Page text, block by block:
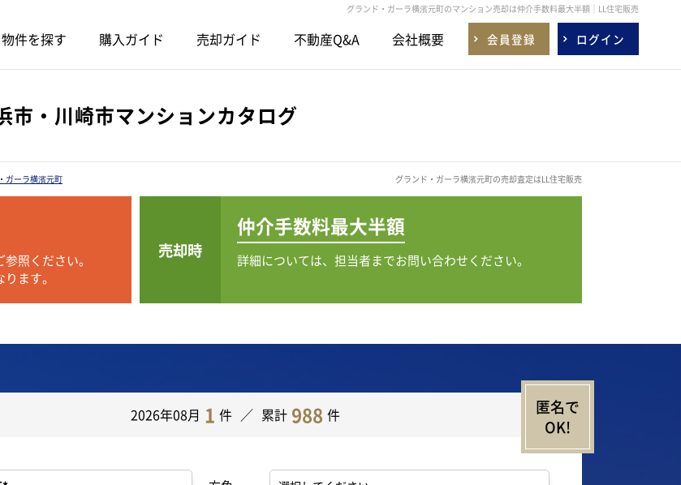
グランド・ガーラ横濱元町のマンション売却は仲介手数料最大半額｜LL住宅販売
物件を探す 購入ガイド 売却ガイド 不動産Q&A 会社概要 会員登録 ログイン
市・川崎市マンションカタログ
ガーラ横濱元町 グランド・ガーラ横濱元町の売却査定はLL住宅販売
照ください。
ます。
売却時
仲介手数料最大半額
詳細については、担当者までお問い合わせください。
2026年08月 1 件 累計 988 件